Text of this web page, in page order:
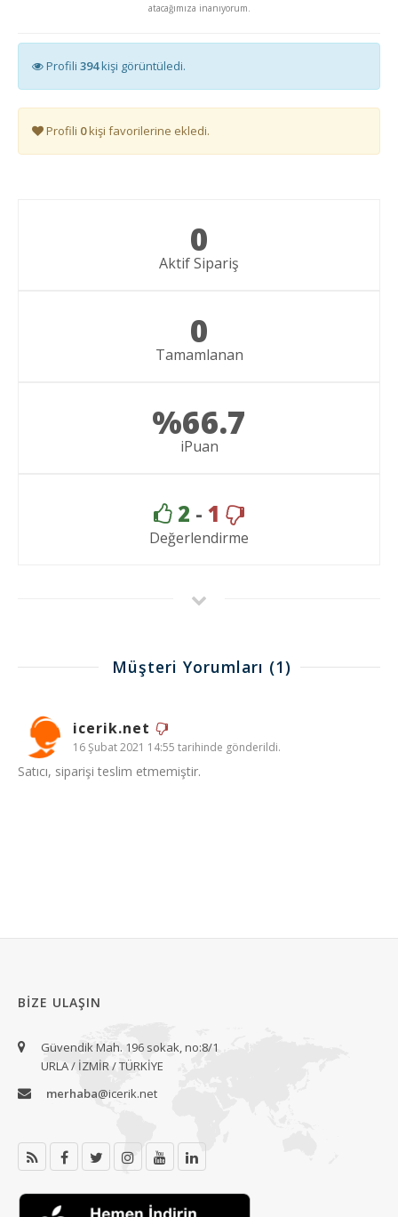
atacağımıza inanıyorum.
Profili 394kişi görüntüledi.
Profili 0kişi favorilerine ekledi.
0
Aktif Sipariş
0
Tamamlanan
%66.7
iPuan
2 - 1
Değerlendirme
Müşteri Yorumları (1)
icerik.net
16 Şubat 2021 14:55 tarihinde gönderildi.
Satıcı, siparişi teslim etmemiştir.
BIZE ULAŞIN
Güvendik Mah. 196 sokak, no:8/1
URLA / İZMİR / TÜRKİYE
merhaba@icerik.net